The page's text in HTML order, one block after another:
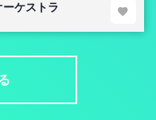
ケストラ